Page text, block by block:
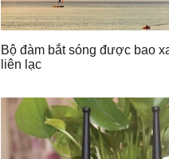
Bộ đàm bắt sóng được bao
liên lạc